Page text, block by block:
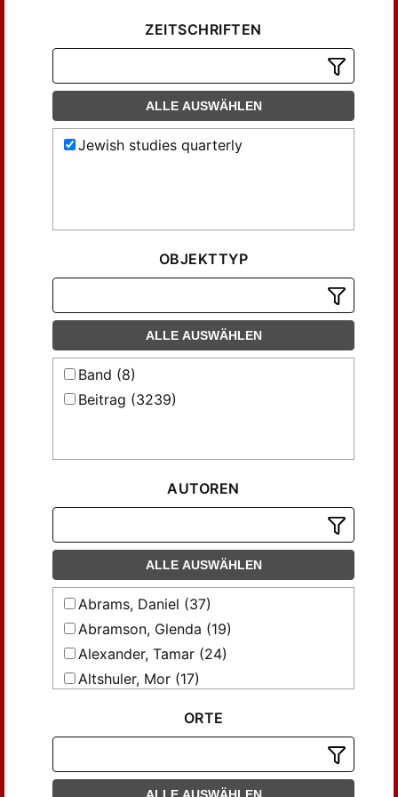
ZEITSCHRIFTEN
ALLE AUSWÄHLEN
Jewish studies quarterly
OBJEKTTYP
ALLE AUSWÄHLEN
Band (8)
Beitrag (3239)
AUTOREN
ALLE AUSWÄHLEN
Abrams, Daniel (37)
Abramson, Glenda (19)
Alexander, Tamar (24)
Altshuler, Mor (17)
Bar-Yosef, Hamutal (18)
Begg, Christopher (35)
ORTE